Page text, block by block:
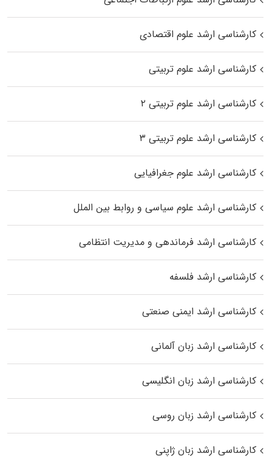
کارشناسی ارشد علوم اقتصادی
کارشناسی ارشد علوم تربیتی
کارشناسی ارشد علوم تربیتی ۲
کارشناسی ارشد علوم تربیتی ۳
کارشناسی ارشد علوم جغرافیایی
کارشناسی ارشد علوم سیاسی و روابط بین الملل
کارشناسی ارشد فرماندهی و مدیریت انتظامی
کارشناسی ارشد فلسفه
کارشناسی ارشد ایمنی صنعتی
کارشناسی ارشد زبان آلمانی
کارشناسی ارشد زبان انگلیسی
کارشناسی ارشد زبان روسی
کارشناسی ارشد زبان ژاپنی